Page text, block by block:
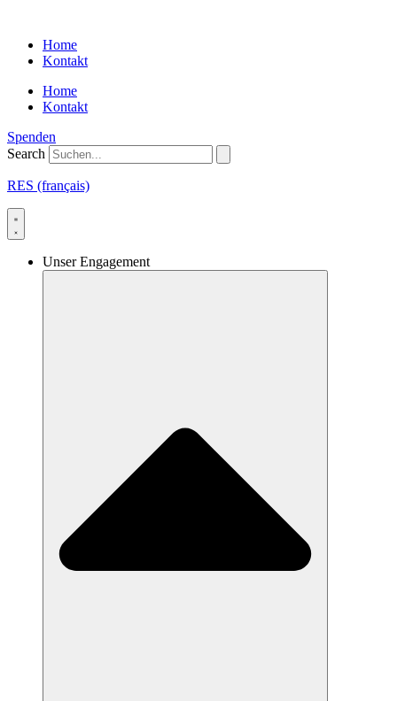
contentHome
Kontakt
Home
Kontakt
Spenden
Search
RES (français)
Unser Engagement